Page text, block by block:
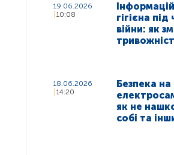
19.06.2026
10:08
гігієна під
війни: як
18.06.2026
14:20
Безпека на
як не
собі та